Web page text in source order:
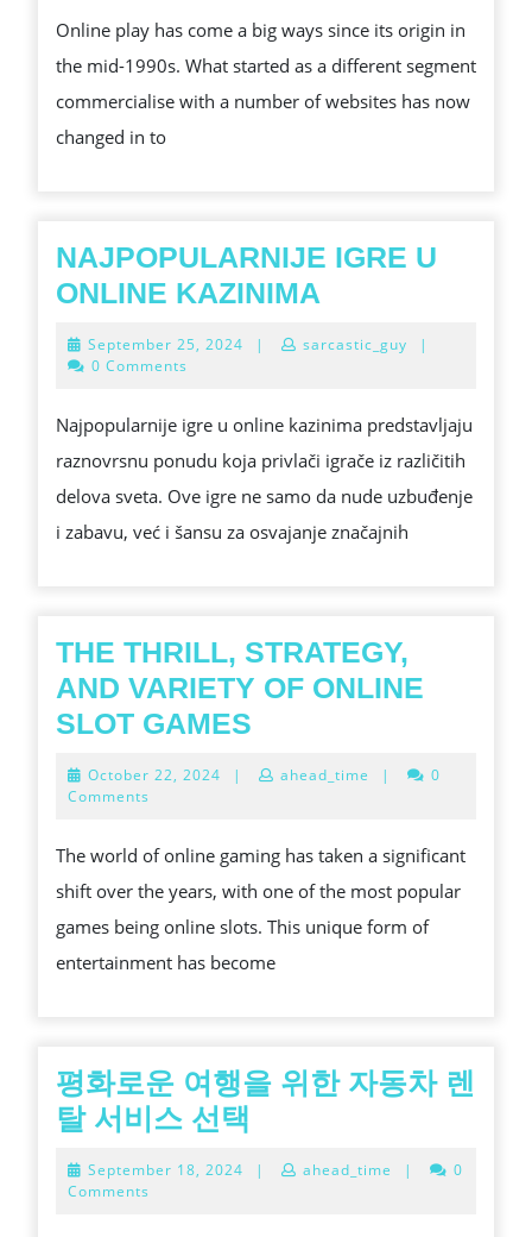
SHAPING
THE
FUTURE
THE
WEB
GAMBLING
AREAS
Online play has come a big ways since its origin in
the mid-1990s. What started as a different segment
commercialise with a number of websites has now
changed in to
NAJPOPULARNIJE IGRE U
ONLINE KAZINIMA
KAZINIMA
September 25, 2024 September
| sarcastic_guy
|
0 Comments
Najpopularnije igre u online kazinima predstavljaju
raznovrsnu ponudu koja privlači igrače iz različitih
delova sveta. Ove igre ne samo da nude uzbuđenje
i zabavu, već i šansu za osvajanje značajnih
THE THRILL, STRATEGY,
AND VARIETY OF ONLINE
SLOT GAMES
STRATEGY,
VARIETY
OF
ONLINE
SLOT
October 22, 2024 October
| ahead_time |
0
Comments
The world of online gaming has taken a significant
shift over the years, with one of the most popular
games being online slots. This unique form of
entertainment has become
평화로운 여행을 위한 자동차 렌
탈 서비스 선택
로
September 18, 2024 September
| ahead_time |
0
Comments